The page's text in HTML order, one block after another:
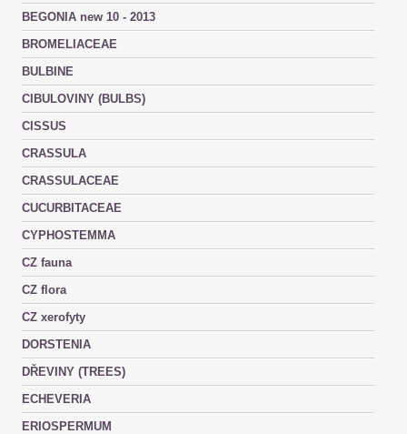
BEGONIA new 10 - 2013
BROMELIACEAE
BULBINE
CIBULOVINY (BULBS)
CISSUS
CRASSULA
CRASSULACEAE
CUCURBITACEAE
CYPHOSTEMMA
CZ fauna
CZ flora
CZ xerofyty
DORSTENIA
DŘEVINY (TREES)
ECHEVERIA
ERIOSPERMUM